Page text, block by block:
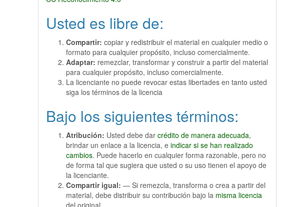
Usted es libre de:
Compartir:copiar y redistribuir el material en cualquier medio o
formato para cualquier propósito, incluso comercialmente.
Adaptar: remezclar, transformar y construir a partir del material
para cualquier propósito, incluso comercialmente.
La licenciante no puede revocar estas libertades en tanto usted
siga los términos de la licencia
Bajo los siguientes términos:
Atribución: Usted debe darcrédito de manera adecuada,
brindar un enlace a la licencia, eindicar si se han realizado
cambios. Puede hacerlo en cualquier forma razonable, pero no
de forma tal que sugiera que usted o su uso tienen el apoyo de
la licenciante.
Compartir igual:— Si remezcla, transforma o crea a partir del
material, debe distribuir su contribución bajo la misma licencia
del original.